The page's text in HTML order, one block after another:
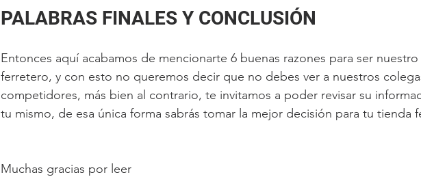
PALABRAS FINALES Y CONCLUSIÓN
Entonces aquí acabamos de mencionarte 6 buenas razones para ser
ferretero, y con esto no queremos decir que no debes ver a nuestros
competidores, más bien al contrario, te invitamos a poder revisar su
tu mismo, de esa única forma sabrás tomar la mejor decisión para tu tienda
Muchas gracias por leer